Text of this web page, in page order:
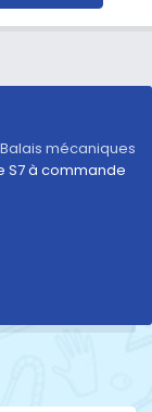
Balais mécaniques
S7 à commande